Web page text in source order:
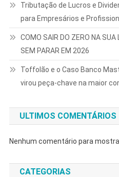
Tributação de Lucros e
para Empresários e
COMO SAIR DO ZERO NA SUA
SEM PARAR EM 2026
Toffolão e o Caso Banco
virou peça-chave na maior
ULTIMOS COMENTÁRIOS
Nenhum comentário para
CATEGORIAS